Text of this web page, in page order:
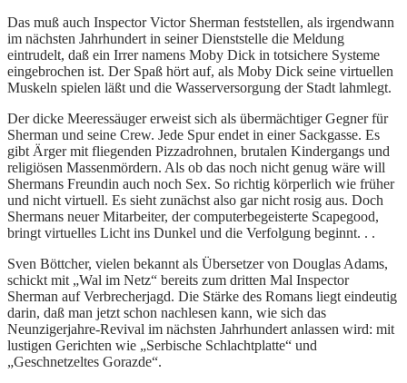
Das muß auch Inspector Victor Sherman feststellen, als irgendwann
im nächsten Jahrhundert in seiner Dienststelle die Meldung
eintrudelt, daß ein Irrer namens Moby Dick in totsichere Systeme
eingebrochen ist. Der Spaß hört auf, als Moby Dick seine virtuellen
Muskeln spielen läßt und die Wasserversorgung der Stadt lahmlegt.
Der dicke Meeressäuger erweist sich als übermächtiger Gegner für
Sherman und seine Crew. Jede Spur endet in einer Sackgasse. Es
gibt Ärger mit fliegenden Pizzadrohnen, brutalen Kindergangs und
religiösen Massenmördern. Als ob das noch nicht genug wäre will
Shermans Freundin auch noch Sex. So richtig körperlich wie früher
und nicht virtuell. Es sieht zunächst also gar nicht rosig aus. Doch
Shermans neuer Mitarbeiter, der computerbegeisterte Scapegood,
bringt virtuelles Licht ins Dunkel und die Verfolgung beginnt. . .
Sven Böttcher, vielen bekannt als Übersetzer von Douglas Adams,
schickt mit „Wal im Netz“ bereits zum dritten Mal Inspector
Sherman auf Verbrecherjagd. Die Stärke des Romans liegt eindeutig
darin, daß man jetzt schon nachlesen kann, wie sich das
Neunzigerjahre-Revival im nächsten Jahrhundert anlassen wird: mit
lustigen Gerichten wie „Serbische Schlachtplatte“ und
„Geschnetzeltes Gorazde“.